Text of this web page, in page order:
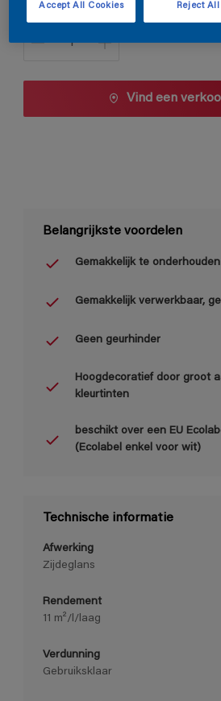
Aantal
Vind een
Belangrijkste voordelen
Gemakkelijk te onderhouden
Gemakkelijk verwerkbaar,
Geen geurhinder
Hoogdecoratief door groot
kleurtinten
beschikt over een EU
(Ecolabel enkel voor wit)
Technische informatie
Afwerking
Zijdeglans
Rendement
11 m²/l/laag
Verdunning
Gebruiksklaar
Reject All
Accept All Cookies